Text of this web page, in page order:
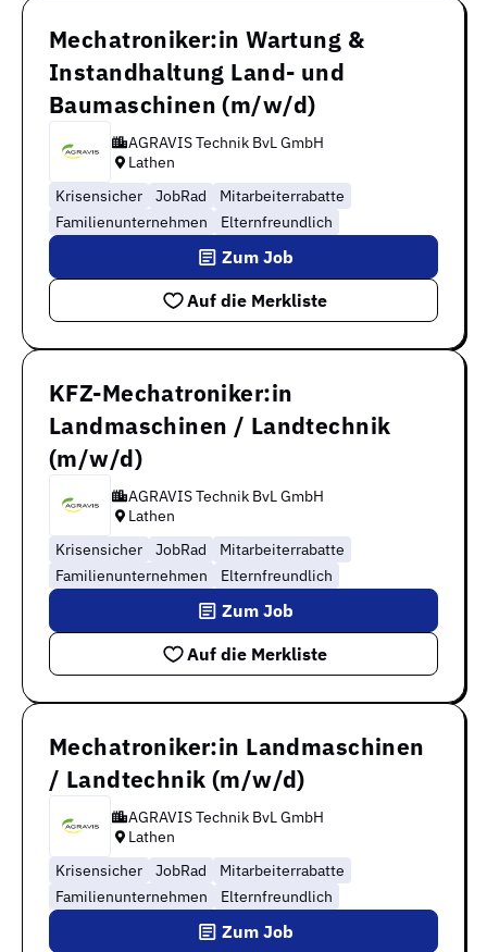
Mechatroniker:in Wartung &
Instandhaltung Land- und
Baumaschinen (m/w/d)
AGRAVIS Technik BvL GmbH
Lathen
Krisensicher
JobRad
Mitarbeiterrabatte
Familienunternehmen
Elternfreundlich
Auf die Merkliste
Zum Job
KFZ-Mechatroniker:in
Landmaschinen / Landtechnik
(m/w/d)
AGRAVIS Technik BvL GmbH
Lathen
Krisensicher
JobRad
Mitarbeiterrabatte
Familienunternehmen
Elternfreundlich
Auf die Merkliste
Zum Job
Mechatroniker:in Landmaschinen
/ Landtechnik (m/w/d)
AGRAVIS Technik BvL GmbH
Lathen
Krisensicher
JobRad
Mitarbeiterrabatte
Familienunternehmen
Elternfreundlich
Zum Job